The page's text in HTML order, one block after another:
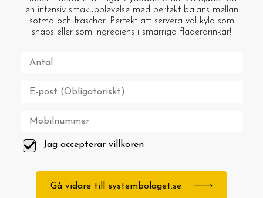
en intensiv smakupplevelse med perfekt balans mellan
sötma och fräschör. Perfekt att servera väl kyld som
snaps eller som ingrediens i smarriga fläderdrinkar!
Jag accepterar villkoren
Gå vidare till systembolaget.se